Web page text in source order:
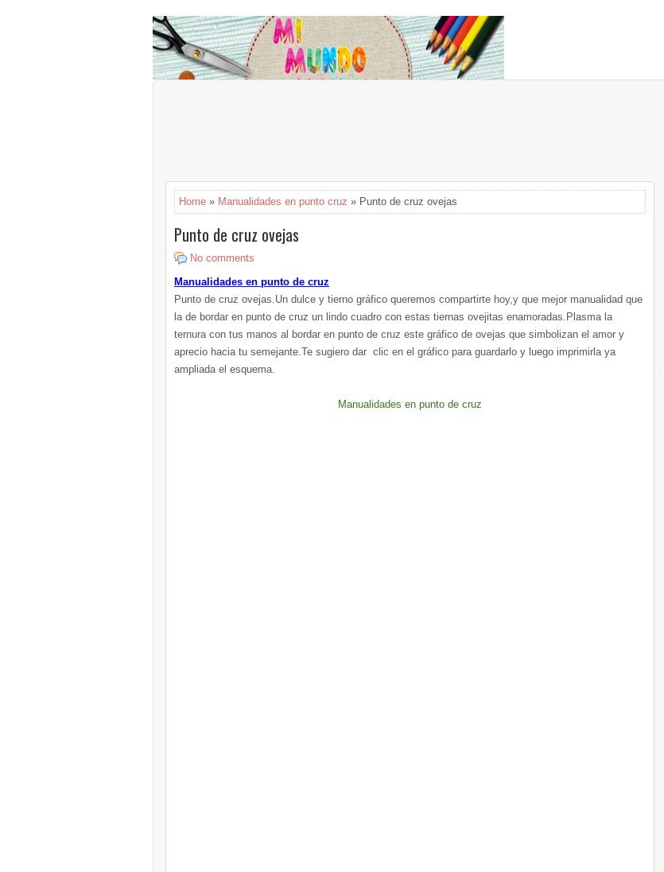
Home » Manualidades en punto cruz » Punto de cruz ovejas
Punto de cruz ovejas
No comments
Manualidades en punto de cruz
Punto de cruz ovejas.Un dulce y tierno gráfico queremos compartirte hoy,y que mejor manualidad que
la de bordar en punto de cruz un lindo cuadro con estas tiernas ovejitas enamoradas.Plasma la
ternura con tus manos al bordar en punto de cruz este gráfico de ovejas que simbolizan el amor y
aprecio hacia tu semejante.Te sugiero dar clic en el gráfico para guardarlo y luego imprimirla ya
ampliada el esquema.
Manualidades en punto de cruz